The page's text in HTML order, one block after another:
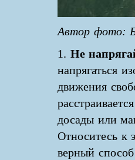
Автор фото:
1. Не
напрягаться
движения
досады или
Относитесь к
верный способ